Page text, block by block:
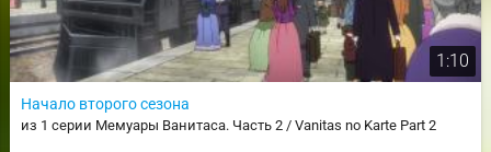
1:10
Начало второго сезона
из 1 серии Мемуары Ванитаса. Часть 2 / Vanitas no Karte Part 2